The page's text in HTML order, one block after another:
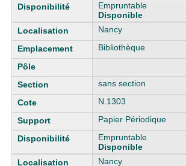
Empruntable
Disponible
Nancy
Bibliothèque
sans section
N.1303
Papier Périodique
Empruntable
Disponible
Nancy